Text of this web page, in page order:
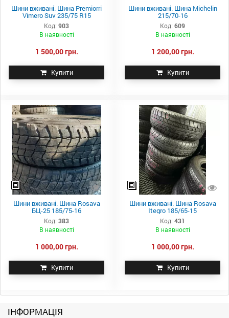
Шини вживані. Шина Premiorri
Vimero Suv 235/75 R15
Код: 903
В наявності
1 500,00 грн.
Купити
Шини вживані. Шина Michelin
215/70-16
Код: 609
В наявності
1 200,00 грн.
Купити
Шини вживані. Шина Rosava
БЦ-25 185/75-16
Код: 383
В наявності
1 000,00 грн.
Купити
Шини вживані. Шина Rosava
Itegro 185/65-15
Код: 431
В наявності
1 000,00 грн.
Купити
ІНФОРМАЦІЯ